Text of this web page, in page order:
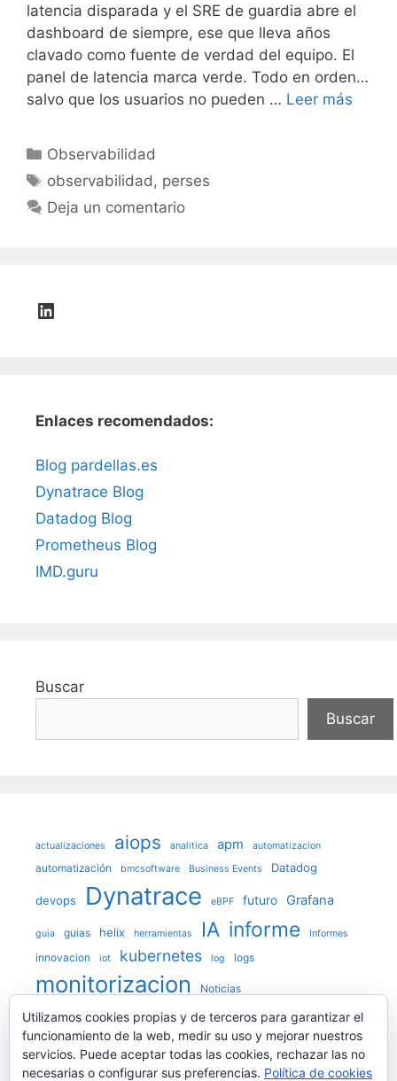
latencia disparada y el SRE de guardia abre el
dashboard de siempre, ese que lleva años
clavado como fuente de verdad del equipo. El
panel de latencia marca verde. Todo en orden…
salvo que los usuarios no pueden … Leer más
Categorías
Observabilidad
Etiquetas
observabilidad , perses
Deja un comentario
LinkedIn
Enlaces recomendados:
Blog pardellas.es
Dynatrace Blog
Datadog Blog
Prometheus Blog
IMD.guru
Buscar
Buscar
actualizaciones aiops analitica apm automatizacion
automatización bmcsoftware Business Events Datadog
devops Dynatrace eBPF futuro Grafana
guia guias helix herramientas IA informe Informes
innovacion iot kubernetes log logs
monitorizacion Noticias
observabilidad OpenTelemetry
Opinion prediccion Prometheus Psicologia redes
Utilizamos cookies propias y de terceros para garantizar el
funcionamiento de la web, medir su uso y mejorar nuestros
servicios. Puede aceptar todas las cookies, rechazar las no
necesarias o configurar sus preferencias. Política de cookies